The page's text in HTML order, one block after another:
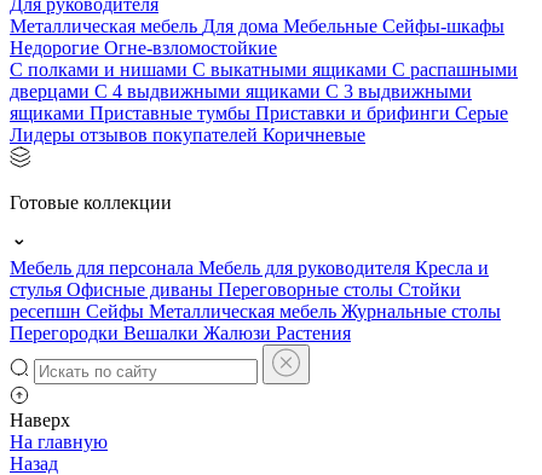
Для руководителя
Металлическая мебель Для дома Мебельные Сейфы-шкафы
Недорогие Огне-взломостойкие
С полками и нишами С выкатными ящиками С распашными
дверцами С 4 выдвижными ящиками С 3 выдвижными
ящиками Приставные тумбы Приставки и брифинги Серые
Лидеры отзывов покупателей Коричневые
Готовые коллекции
Мебель для персонала Мебель для руководителя Кресла и
стулья Офисные диваны Переговорные столы Стойки
ресепшн Сейфы Металлическая мебель Журнальные столы
Перегородки Вешалки Жалюзи Растения
Наверх
На главную
Назад